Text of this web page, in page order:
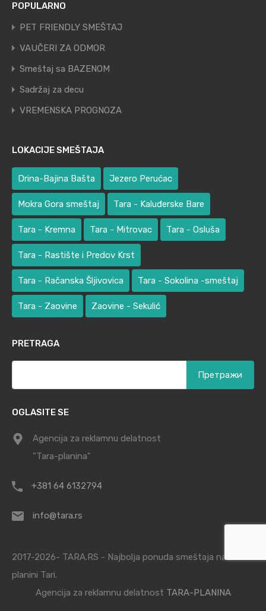
POPULARNO
PET FRIENDLY SMEŠTAJ
VAUČERI ZA ODMOR
Smeštaj sa BAZENOM
Sadržaj za decu
VREMENSKA PROGNOZA
LOKACIJE SMEŠTAJA
Drina-Bajina Bašta Jezero Perućac
Mokra Gora smeštaj Tara - Kaluđerske Bare
Tara - Kremna Tara - Mitrovac Tara - Osluša
Tara - Rastište i Predov Krst
Tara - Račanska Šljivovica Tara - Sokolina -smeštaj
Tara - Zaovine Zaovine - Sekulić
PRETRAGA
OGLASITE SE
Agencija za reklamnu delatnost
"Tara-planina"
+381 64 6132794
info@tara.rs
2017-2026- TARA.RS - Najbolja ponuda smeštaja na
planini Tari.
Agencija za reklamnu delatnost TARA-PLANINA